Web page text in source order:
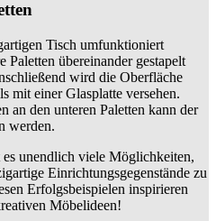
Tisch umfunktioniert
übereinander gestapelt
wird die Oberfläche
mit einer Glasplatte versehen.
an den unteren Paletten kann der
werden.
unendlich viele Möglichkeiten,
Einrichtungsgegenstände zu
Erfolgsbeispielen inspirieren
Möbelideen!